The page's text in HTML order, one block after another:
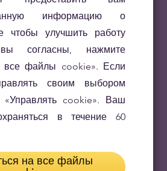
информацию о
чтобы улучшить работу
согласны, нажмите
все файлы cookie». Если
своим выбором
cookie». Ваш
в течение 60
на все файлы